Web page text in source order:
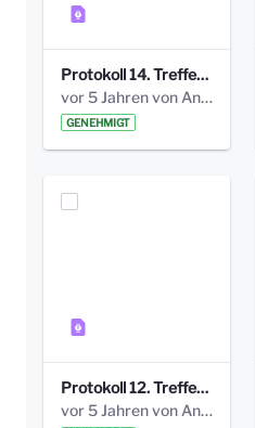
Protokoll 14. Treffen 20160613 AG Bismarckplatz.pdf
vor 5 Jahren von Anni Schlumberger
GENEHMIGT
Protokoll 12. Treffen 20150921 AG Bismarckplatz.pdf
vor 5 Jahren von Anni Schlumberger